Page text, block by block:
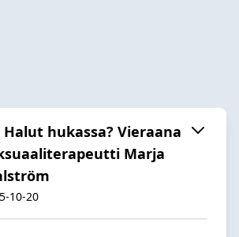
Halut hukassa? Vieraana
Marja
10-20